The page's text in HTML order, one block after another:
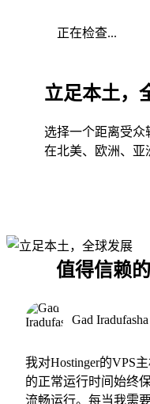
正在检查...
立足本土，
选择一个距离受众
在北美、欧洲、亚
值得信赖
Gad Iradufasha
我对Hostinger的VPS
的正常运行时间始终
流畅运行。每当我需